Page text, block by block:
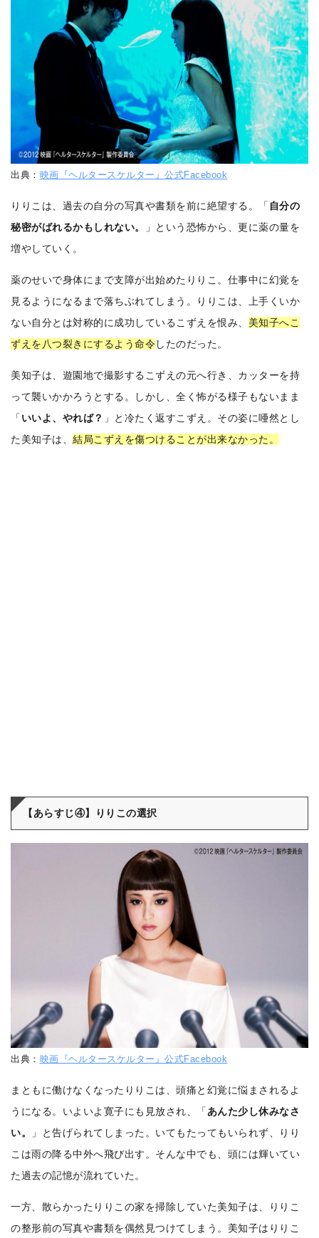
出典： 映画『ヘルタースケルター』公式Facebook
りりこは、過去の自分の写真や書類を前に絶望する。「 自分の
秘密がばれるかもしれない。
」という恐怖から、更に薬の量を
増やしていく。
薬のせいで身体にまで支障が出始めたりりこ。仕事中に幻覚を
見るようになるまで落ちぶれてしまう。りりこは、上手くいか
ない自分とは対称的に成功しているこずえを恨み、 美知子へこ
ずえを八つ裂きにするよう命令したのだった。
美知子は、遊園地で撮影するこずえの元へ行き、カッターを持
って襲いかかろうとする。しかし、全く怖がる様子もないまま
「 いいよ、やれば？ 」と冷たく返すこずえ。その姿に唖然とし
た美知子は、結局こずえを傷つけることが出来なかった。
【あらすじ④】りりこの選択
出典： 映画『ヘルタースケルター』公式Facebook
まともに働けなくなったりりこは、頭痛と幻覚に悩まされるよ
うになる。いよいよ寛子にも見放され、「あんた少し休みなさ
い。
」と告げられてしまった。いてもたってもいられず、りり
こは雨の降る中外へ飛び出す。そんな中でも、頭には輝いてい
た過去の記憶が流れていた。
一方、散らかったりりこの家を掃除していた美知子は、りりこ
の整形前の写真や書類を偶然見つけてしまう。美知子はりりこ